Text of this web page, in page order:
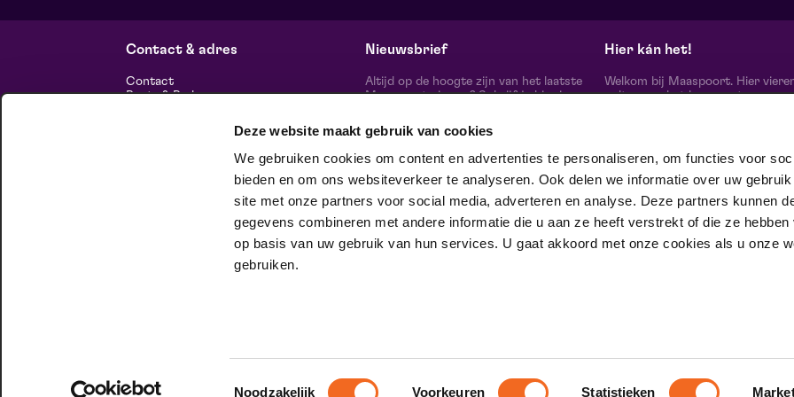
Deze website maakt gebruik van cookies
We gebruiken cookies om content en advertenties te personaliseren, om functies voor
bieden en om ons websiteverkeer te analyseren. Ook delen we informatie over uw
site met onze partners voor social media, adverteren en analyse. Deze partners kunnen
gegevens combineren met andere informatie die u aan ze heeft verstrekt of die ze hebben
op basis van uw gebruik van hun services. U gaat akkoord met onze cookies als u onze
gebruiken.
Toestemmingsselectie
Noodzakelijk Voorkeuren Statistieken
zo 9 augustus 2026 | 13:00
ma 28 september 2026 | 10:00
Contact & adres
Contact
Route & Parkeren
Duurzaam ondernemen
Nieuwsbrief
Altijd op de hoogte zijn van het laatste
Maaspoort nieuws? Schrijf je hier in
schrijf je in
volg ons op
Hier kán het!
Welkom bij Maaspoort. Hier
cultuur en het leven met een
echte verschil maak je samen’.
Winnaar van de Red Dot Award
& Communication Design 2024
categorie Corporate Design &